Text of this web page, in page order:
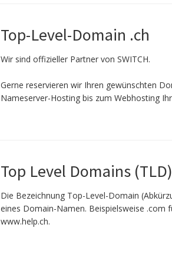
Top-Level-Domain .ch
Wir sind offizieller Partner von SWITCH.
Gerne reservieren wir Ihren gewünschten
Nameserver-Hosting bis zum Webhosting
Top Level Domains (TLD)
Die Bezeichnung Top-Level-Domain
eines Domain-Namen. Beispielsweise .com
www.help.ch.